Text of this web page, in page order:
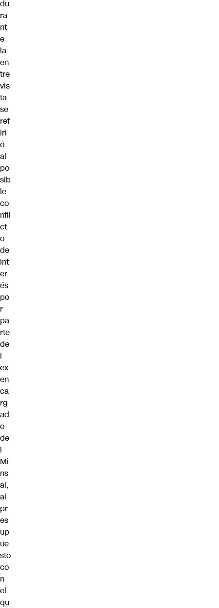
du
ra
nt
e
la
en
tre
vis
ta
se
ref
iri
ó
al
po
sib
le
co
nfli
ct
o
de
int
er
és
po
r
pa
rte
de
l
ex
en
ca
rg
ad
o
de
l
Mi
ns
al,
al
pr
es
up
ue
sto
co
n
el
qu